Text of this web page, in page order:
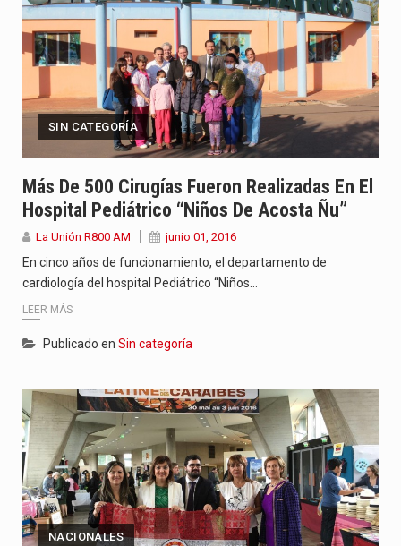
SIN CATEGORÍA
Más De 500 Cirugías Fueron Realizadas En El
Hospital Pediátrico “Niños De Acosta Ñu”
La Unión R800 AM junio 01, 2016
En cinco años de funcionamiento, el departamento de
cardiología del hospital Pediátrico “Niños…
LEER MÁS
Publicado en Sin categoría
NACIONALES